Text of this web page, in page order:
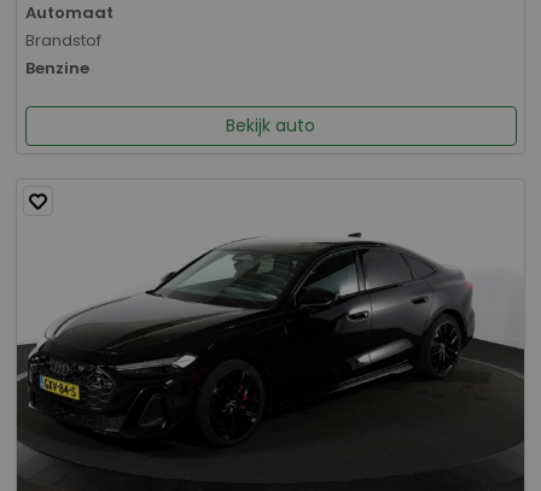
Automaat
Brandstof
Benzine
Bekijk auto